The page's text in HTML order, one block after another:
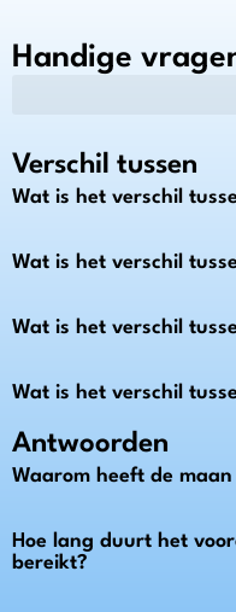
Handige
Verschil tussen
Wat is het verschil
Wat is het verschil
Wat is het verschil
Wat is het verschil
Antwoorden
Waarom heeft de
Hoe lang duurt het
bereikt?